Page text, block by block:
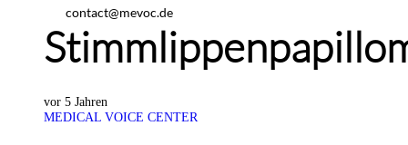
contact@mevoc.de
vor 5 Jahren
MEDICAL VOICE CENTER